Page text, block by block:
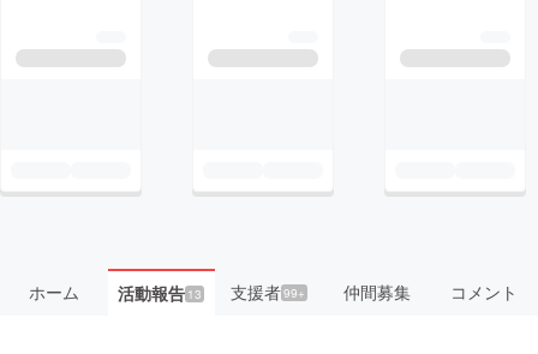
ホーム 活動報告13 支援者99+ 仲間募集 コメント